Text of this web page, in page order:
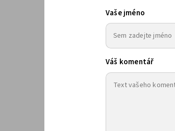
Vaše jméno
Váš komentář